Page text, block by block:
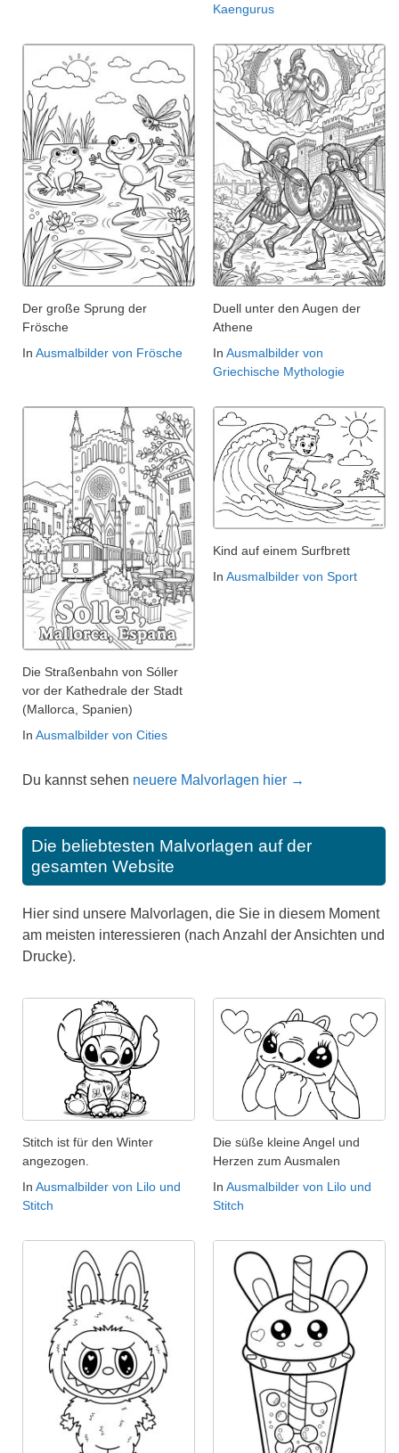
Kaengurus
Der große Sprung der
Frösche
In Ausmalbilder von Frösche
Duell unter den Augen der
Athene
In Ausmalbilder von
Griechische Mythologie
Die Straßenbahn von Sóller
vor der Kathedrale der Stadt
(Mallorca, Spanien)
In Ausmalbilder von Cities
Kind auf einem Surfbrett
In Ausmalbilder von Sport
Du kannst sehen neuere Malvorlagen hier →
Die beliebtesten Malvorlagen auf der
gesamten Website
Hier sind unsere Malvorlagen, die Sie in diesem Moment
am meisten interessieren (nach Anzahl der Ansichten und
Drucke).
Stitch ist für den Winter
angezogen.
In Ausmalbilder von Lilo und
Stitch
Die süße kleine Angel und
Herzen zum Ausmalen
In Ausmalbilder von Lilo und
Stitch